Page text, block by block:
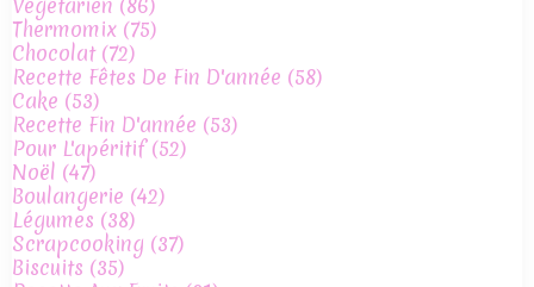
Végétarien (86)
Thermomix (75)
Chocolat(72)
Recette Fêtes De Fin D'année (58)
Cake (53)
Recette Fin D'année (53)
Pour L'apéritif(52)
Noël (47)
Boulangerie (42)
Légumes (38)
Scrapcooking (37)
Biscuits (35)